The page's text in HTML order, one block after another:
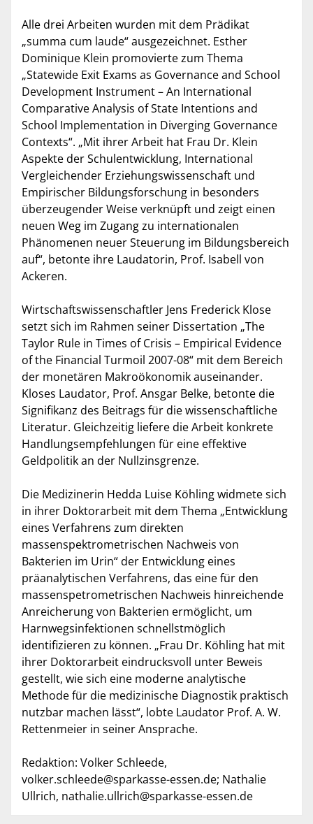
Alle drei Arbeiten wurden mit dem Prädikat
„summa cum laude“ ausgezeichnet. Esther
Dominique Klein promovierte zum Thema
„Statewide Exit Exams as Governance and School
Development Instrument – An International
Comparative Analysis of State Intentions and
School Implementation in Diverging Governance
Contexts“. „Mit ihrer Arbeit hat Frau Dr. Klein
Aspekte der Schulentwicklung, International
Vergleichender Erziehungswissenschaft und
Empirischer Bildungsforschung in besonders
überzeugender Weise verknüpft und zeigt einen
neuen Weg im Zugang zu internationalen
Phänomenen neuer Steuerung im Bildungsbereich
auf“, betonte ihre Laudatorin, Prof. Isabell von
Ackeren.
Wirtschaftswissenschaftler Jens Frederick Klose
setzt sich im Rahmen seiner Dissertation „The
Taylor Rule in Times of Crisis – Empirical Evidence
of the Financial Turmoil 2007-08“ mit dem Bereich
der monetären Makroökonomik auseinander.
Kloses Laudator, Prof. Ansgar Belke, betonte die
Signifikanz des Beitrags für die wissenschaftliche
Literatur. Gleichzeitig liefere die Arbeit konkrete
Handlungsempfehlungen für eine effektive
Geldpolitik an der Nullzinsgrenze.
Die Medizinerin Hedda Luise Köhling widmete sich
in ihrer Doktorarbeit mit dem Thema „Entwicklung
eines Verfahrens zum direkten
massenspektrometrischen Nachweis von
Bakterien im Urin“ der Entwicklung eines
präanalytischen Verfahrens, das eine für den
massenspetrometrischen Nachweis hinreichende
Anreicherung von Bakterien ermöglicht, um
Harnwegsinfektionen schnellstmöglich
identifizieren zu können. „Frau Dr. Köhling hat mit
ihrer Doktorarbeit eindrucksvoll unter Beweis
gestellt, wie sich eine moderne analytische
Methode für die medizinische Diagnostik praktisch
nutzbar machen lässt“, lobte Laudator Prof. A. W.
Rettenmeier in seiner Ansprache.
Redaktion: Volker Schleede,
volker.schleede@sparkasse-essen.de; Nathalie
Ullrich, nathalie.ullrich@sparkasse-essen.de